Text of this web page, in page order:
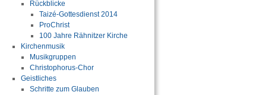
Rückblicke
Taizé-Gottesdienst 2014
ProChrist
100 Jahre Rähnitzer Kirche
Kirchenmusik
Musikgruppen
Christophorus-Chor
Geistliches
Schritte zum Glauben